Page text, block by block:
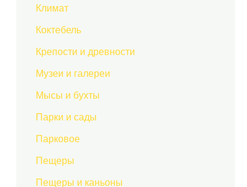
Климат
Коктебель
Крепости и древности
Музеи и галереи
Мысы и бухты
Парки и сады
Парковое
Пещеры
Пещеры и каньоны